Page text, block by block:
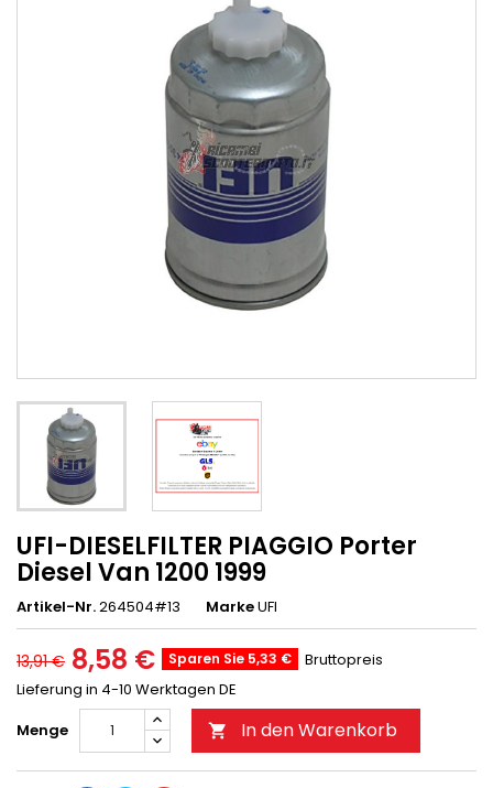
UFI-DIESELFILTER PIAGGIO Porter
Diesel Van 1200 1999
Artikel-Nr.264504#13 MarkeUFI
13,91 € 8,58 € Sparen Sie 5,33 €
Bruttopreis
Lieferung in 4-10 Werktagen DE
Menge
 In den Warenkorb